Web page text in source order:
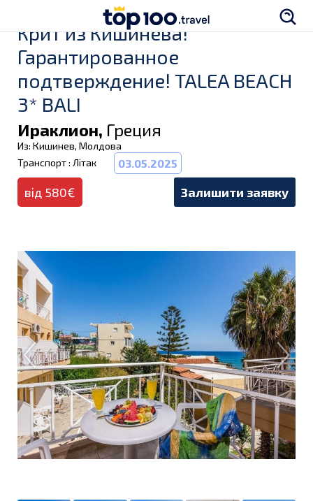
Крит из Кишинева!
Гарантированное
подтверждение! TALEA BEACH
3* BALI
Ираклион, Греция
Из: Кишинев, Молдова
Транспорт : Літак
03.05.2025
від 580€ Залишити заявку